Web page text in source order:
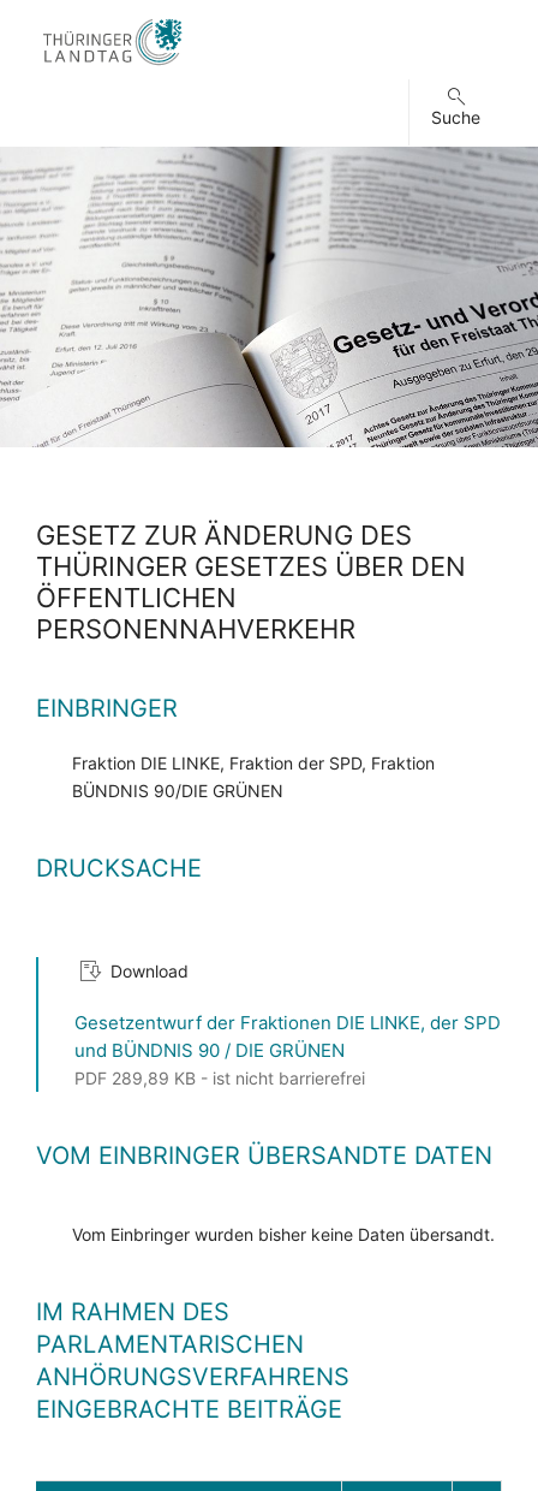
Suche
GESETZ ZUR ÄNDERUNG DES
THÜRINGER GESETZES ÜBER DEN
ÖFFENTLICHEN
PERSONENNAHVERKEHR
EINBRINGER
Fraktion DIE LINKE, Fraktion der SPD, Fraktion
BÜNDNIS 90/DIE GRÜNEN
DRUCKSACHE
Download
Gesetzentwurf der Fraktionen DIE LINKE, der SPD
und BÜNDNIS 90 / DIE GRÜNEN
PDF 289,89 KB - ist nicht barrierefrei
VOM EINBRINGER ÜBERSANDTE DATEN
Vom Einbringer wurden bisher keine Daten übersandt.
IM RAHMEN DES
PARLAMENTARISCHEN
ANHÖRUNGSVERFAHRENS
EINGEBRACHTE BEITRÄGE